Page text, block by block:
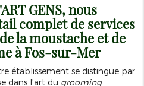
GENS, nous
complet de services
la moustache et de
à Fos-sur-Mer
établissement se distingue par
dans l'art du grooming